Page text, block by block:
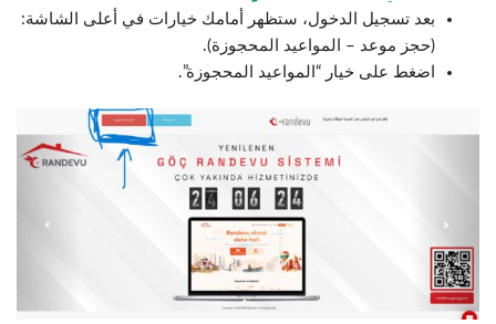
بعد تسجيل الدخول، ستظهر أمامك خيارات في أعلى الشاشة:
(حجز موعد – المواعيد المحجوزة).
اضغط على خيار “المواعيد المحجوزة”.